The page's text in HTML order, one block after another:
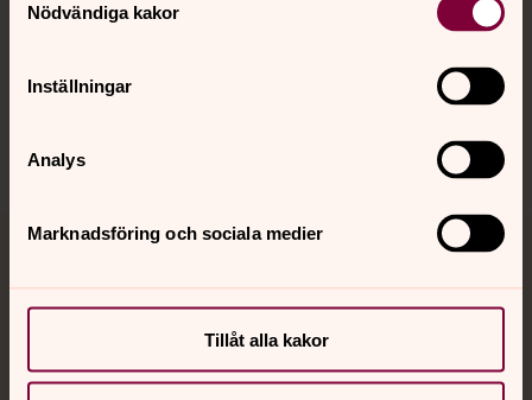
Nödvändiga kakor
Inställningar
Analys
Marknadsföring och sociala medier
Tillåt alla kakor
Sociala kanaler
med en präst på kvällar och nätter.